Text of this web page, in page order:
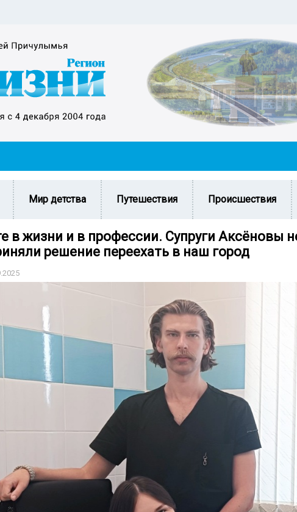
Мир детства Путешествия Происшествия
в жизни и в профессии. Супруги Аксёновы
решение переехать в наш город